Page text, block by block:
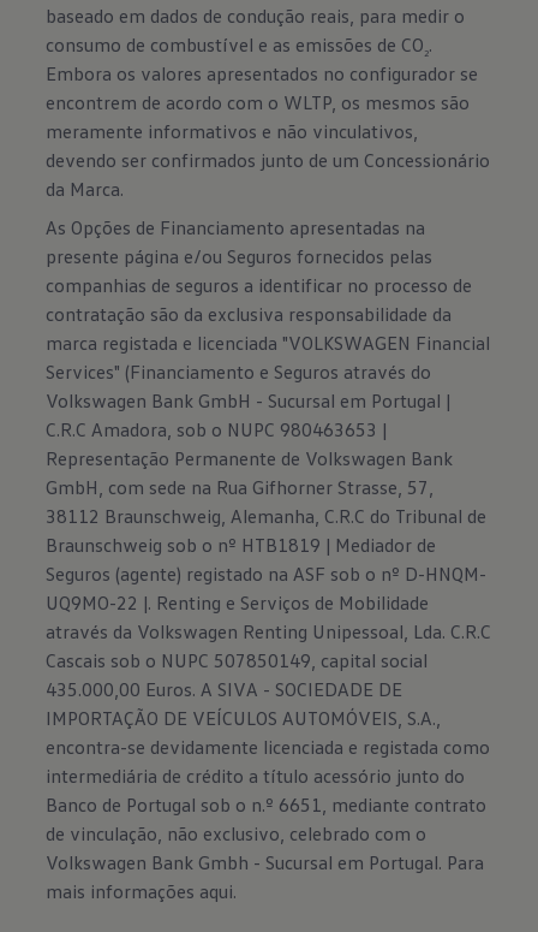
baseado em dados de condução reais, para medir o
consumo de combustível e as emissões de CO 2.
Embora os valores apresentados no configurador se
encontrem de acordo com o WLTP, os mesmos são
meramente informativos e não vinculativos,
devendo ser confirmados junto de um Concessionário
da Marca.
As Opções de Financiamento apresentadas na
presente página e/ou Seguros fornecidos pelas
companhias de seguros a identificar no processo de
contratação são da exclusiva responsabilidade da
marca registada e licenciada "VOLKSWAGEN Financial
Services" (Financiamento e Seguros através do
Volkswagen Bank GmbH - Sucursal em Portugal |
C.R.C Amadora, sob o NUPC 980463653 |
Representação Permanente de Volkswagen Bank
GmbH, com sede na Rua Gifhorner Strasse, 57,
38112 Braunschweig, Alemanha, C.R.C do Tribunal de
Braunschweig sob o nº HTB1819 | Mediador de
Seguros (agente) registado na ASF sob o nº D-HNQM-
UQ9MO-22 |. Renting e Serviços de Mobilidade
através da Volkswagen Renting Unipessoal, Lda. C.R.C
Cascais sob o NUPC 507850149, capital social
435.000,00 Euros. A SIVA - SOCIEDADE DE
IMPORTAÇÃO DE VEÍCULOS AUTOMÓVEIS, S.A.,
encontra-se devidamente licenciada e registada como
intermediária de crédito a título acessório junto do
Banco de Portugal sob o n.º 6651, mediante contrato
de vinculação, não exclusivo, celebrado com o
Volkswagen Bank Gmbh - Sucursal em Portugal. Para
mais informações aqui.